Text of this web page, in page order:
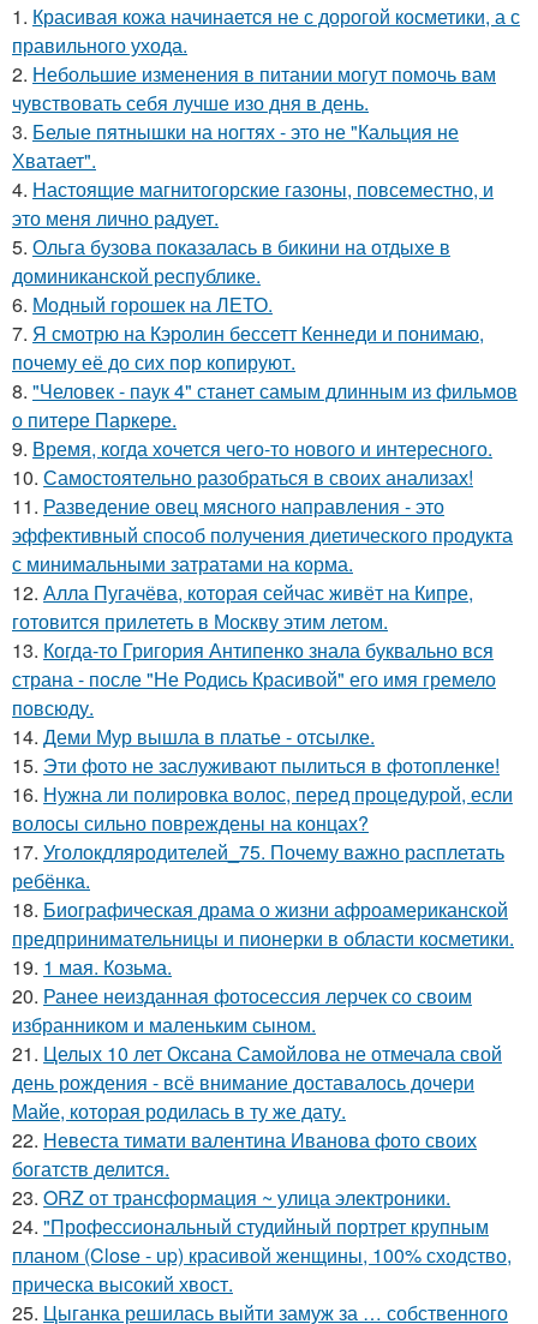
1. Красивая кожа начинается не с дорогой косметики, а с
правильного ухода.
2. Небольшие изменения в питании могут помочь вам
чувствовать себя лучше изо дня в день.
3. Белые пятнышки на ногтях - это не "Кальция не
Хватает".
4. Настоящие магнитогорские газоны, повсеместно, и
это меня лично радует.
5. Ольга бузова показалась в бикини на отдыхе в
доминиканской республике.
6. Модный горошек на ЛЕТО.
7. Я смотрю на Кэролин бессетт Кеннеди и понимаю,
почему её до сих пор копируют.
8. "Человек - паук 4" станет самым длинным из фильмов
о питере Паркере.
9. Время, когда хочется чего-то нового и интересного.
10. Самостоятельно разобраться в своих анализах!
11. Разведение овец мясного направления - это
эффективный способ получения диетического продукта
с минимальными затратами на корма.
12. Алла Пугачёва, которая сейчас живёт на Кипре,
готовится прилететь в Москву этим летом.
13. Когда-то Григория Антипенко знала буквально вся
страна - после "Не Родись Красивой" его имя гремело
повсюду.
14. Деми Мур вышла в платье - отсылке.
15. Эти фото не заслуживают пылиться в фотопленке!
16. Нужна ли полировка волос, перед процедурой, если
волосы сильно повреждены на концах?
17. Уголокдляродителей_75. Почему важно расплетать
ребёнка.
18. Биографическая драма о жизни афроамериканской
предпринимательницы и пионерки в области косметики.
19. 1 мая. Козьма.
20. Ранее неизданная фотосессия лерчек со своим
избранником и маленьким сыном.
21. Целых 10 лет Оксана Самойлова не отмечала свой
день рождения - всё внимание доставалось дочери
Майе, которая родилась в ту же дату.
22. Невеста тимати валентина Иванова фото своих
богатств делится.
23. ORZ от трансформация ~ улица электроники.
24. "Профессиональный студийный портрет крупным
планом (Close - up) красивой женщины, 100% сходство,
прическа высокий хвост.
25. Цыганка решилась выйти замуж за … собственного